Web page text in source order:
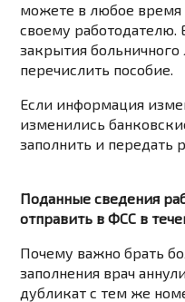
можете в любое
своему работодателю.
закрытия
перечислить пособие.
Если информация
изменились
заполнить и передать
Поданные сведения
отправить в ФСС в
Почему важно брать
заполнения врач
дубликат с тем же